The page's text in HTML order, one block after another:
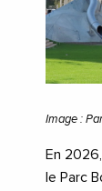
Image :
En 2026,
le Parc